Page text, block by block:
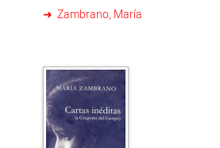
dimensión universal, porque toma
naturaleza de seres que sueñan,
por tanto, capaces de modificar
biografía, pero también el de la
Zambrano, a partir de una "actitud".
Zambrano, María